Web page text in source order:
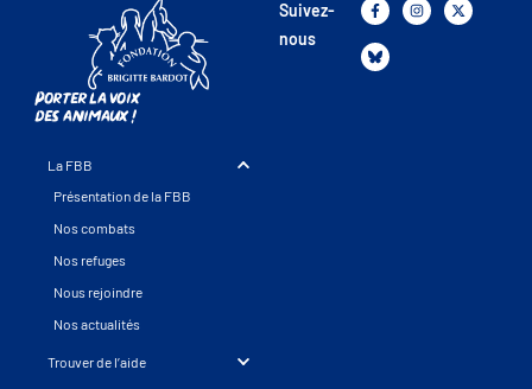
Porter la voix
des animaux !
La FBB
Présentation de la FBB
Nos combats
Nos refuges
Nous rejoindre
Nos actualités
Trouver de l’aide
Suivez-
nous